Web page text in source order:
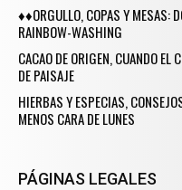
♦♦ORGULLO, COPAS Y MESAS:
RAINBOW-WASHING
CACAO DE ORIGEN, CUANDO EL
DE PAISAJE
HIERBAS Y ESPECIAS,
MENOS CARA DE LUNES
PÁGINAS LEGALES